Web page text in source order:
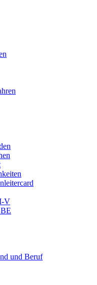
V
und Beruf